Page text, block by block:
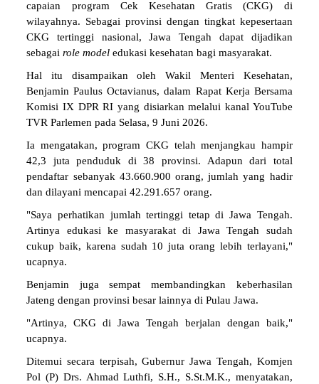
capaian program Cek Kesehatan Gratis (CKG) di
wilayahnya. Sebagai provinsi dengan tingkat kepesertaan
CKG tertinggi nasional, Jawa Tengah dapat dijadikan
sebagairole model edukasi kesehatan bagi masyarakat.
Hal itu disampaikan oleh Wakil Menteri Kesehatan,
Benjamin Paulus Octavianus, dalam Rapat Kerja Bersama
Komisi IX DPR RI yang disiarkan melalui kanal YouTube
TVR Parlemen pada Selasa, 9 Juni 2026.
Ia mengatakan, program CKG telah menjangkau hampir
42,3 juta penduduk di 38 provinsi. Adapun dari total
pendaftar sebanyak 43.660.900 orang, jumlah yang hadir
dan dilayani mencapai 42.291.657 orang.
"Saya perhatikan jumlah tertinggi tetap di Jawa Tengah.
Artinya edukasi ke masyarakat di Jawa Tengah sudah
cukup baik, karena sudah 10 juta orang lebih terlayani,"
ucapnya.
Benjamin juga sempat membandingkan keberhasilan
Jateng dengan provinsi besar lainnya di Pulau Jawa.
"Artinya, CKG di Jawa Tengah berjalan dengan baik,"
ucapnya.
Ditemui secara terpisah, Gubernur Jawa Tengah, Komjen
Pol (P) Drs. Ahmad Luthfi, S.H., S.St.M.K., menyatakan,